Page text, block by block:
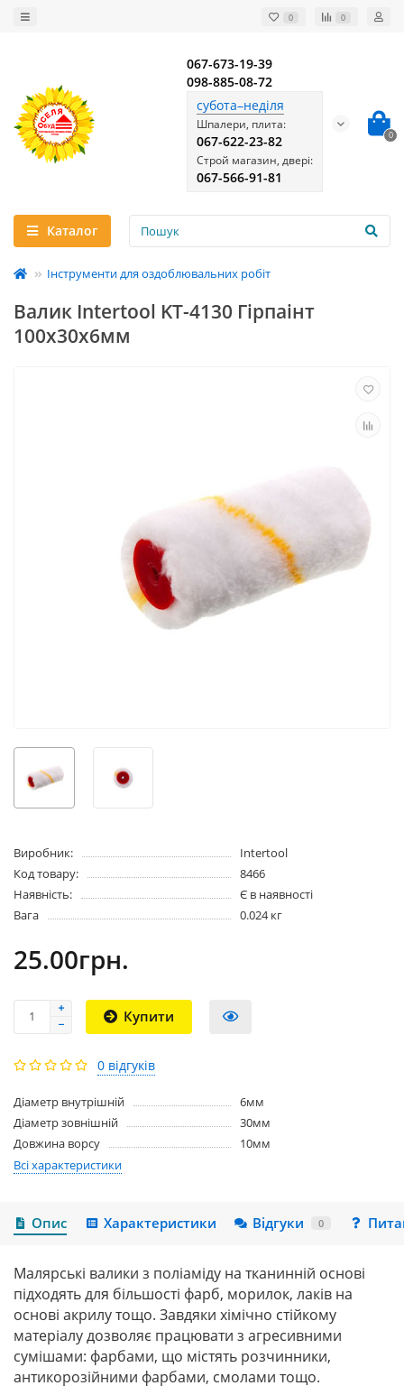
0 0
067-673-19-39
098-885-08-72
субота–неділя
Шпалери, плита:
067-622-23-82
Строй магазин, двері:
067-566-91-81
0
Каталог
Інструменти для оздоблювальних робіт
Валик Intertool KT-4130 Гірпаінт
100х30х6мм
Виробник:
Intertool
Код товару:
8466
Наявність:
Є в наявності
Вага
0.024 кг
25.00грн.
Купити
0 відгуків
Діаметр внутрішній
6мм
Діаметр зовнішній
30мм
Довжина ворсу
10мм
Всі характеристики
Опис Характеристики Відгуки 0
Малярські валики з поліаміду на тканинній основі
підходять для більшості фарб, морилок, лаків на
основі акрилу тощо. Завдяки хімічно стійкому
матеріалу дозволяє працювати з агресивними
сумішами: фарбами, що містять розчинники,
антикорозійними фарбами, смолами тощо.